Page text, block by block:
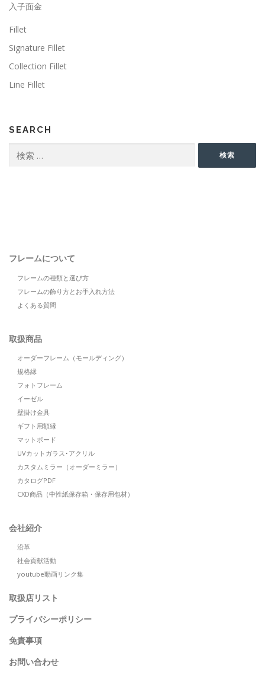
入子面金
Fillet
Signature Fillet
Collection Fillet
Line Fillet
SEARCH
索:
検索
フレームについて
フレームの種類と選び方
フレームの飾り方とお手入れ方法
よくある質問
取扱商品
オーダーフレーム（モールディング）
規格縁
フォトフレーム
イーゼル
壁掛け金具
ギフト用額縁
マットボード
UVカットガラス･アクリル
カスタムミラー（オーダーミラー）
カタログPDF
CXD商品（中性紙保存箱・保存用包材）
会社紹介
沿革
社会貢献活動
youtube動画リンク集
取扱店リスト
プライバシーポリシー
免責事項
お問い合わせ